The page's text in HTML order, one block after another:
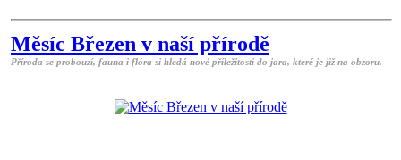
Měsíc Březen v naší přírodě
Příroda se probouzí, fauna i flóra si hledá nové příležitosti do jara, které je již na obzoru.